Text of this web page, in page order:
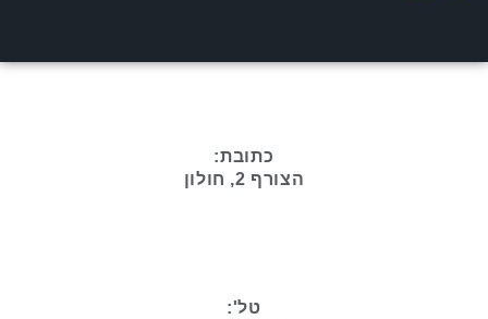
כתובת:
הצורף 2, חולון
טל':